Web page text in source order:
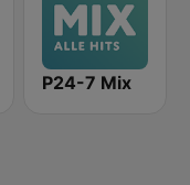
P24-7 Mix